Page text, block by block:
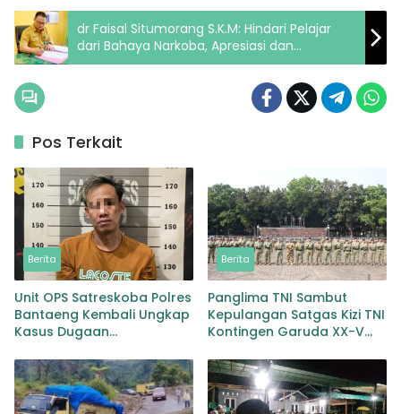
dr Faisal Situmorang S.K.M: Hindari Pelajar
dari Bahaya Narkoba, Apresiasi dan
Dukungan Penuh Sosialisasi Narkoba
Pos Terkait
Berita
Unit OPS Satreskoba Polres
Bantaeng Kembali Ungkap
Kasus Dugaan
Peredaran Narkotika Jenis
Sabu
Berita
Panglima TNI Sambut
Kepulangan Satgas Kizi TNI
Kontingen Garuda XX-V